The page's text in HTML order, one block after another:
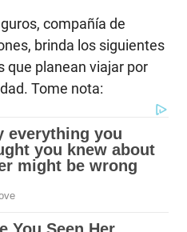
compañía de
brinda los siguientes
que planean viajar por
Tome nota: